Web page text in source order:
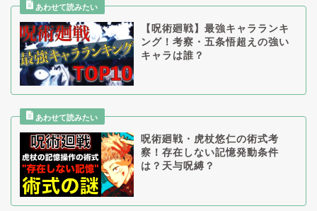
【呪術廻戦】最強キャラランキ
ング！考察・五条悟超えの強い
キャラは誰？
呪術廻戦・虎杖悠仁の術式考
察！存在しない記憶発動条件
は？天与呪縛？